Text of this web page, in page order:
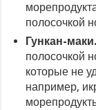
полосочкой
Гункан-маки.
полосочкой
которые не
например,